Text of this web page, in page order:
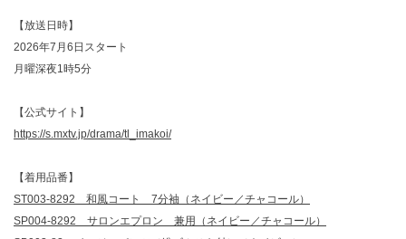
【放送日時】
2026年7月6日スタート
月曜深夜1時5分
【公式サイト】
https://s.mxtv.jp/drama/tl_imakoi/
【着用品番】
ST003-8292 和風コート 7分袖（ネイビー／チャコール）
SP004-8292 サロンエプロン 兼用（ネイビー／チャコール）